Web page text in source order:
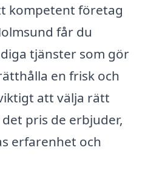
kompetent företag
får du
tjänster som gör
en frisk och
att välja rätt
pris de erbjuder,
erfarenhet och